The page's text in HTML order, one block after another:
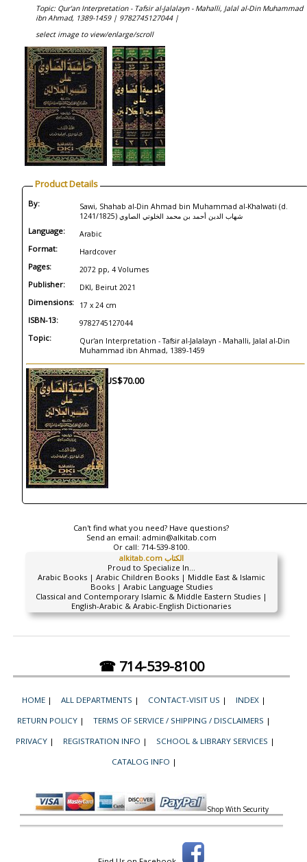
Topic: Qur'an Interpretation - Tafsir al-Jalalayn - Mahalli, Jalal al-Din Muhammad
ibn Ahmad, 1389-1459 | 9782745127044 |
select image to view/enlarge/scroll
Product Details
By:
Sawi, Shahab al-Din Ahmad bin Muhammad al-Khalwati (d.
1241/1825) شهاب الدين أحمد بن محمد الخلوتي الصاوي
Language: Arabic
Format: Hardcover
Pages: 2072 pp, 4 Volumes
Publisher: DKI, Beirut 2021
Dimensions: 17 x 24 cm
ISBN-13: 9782745127044
Topic:
Qur'an Interpretation - Tafsir al-Jalalayn - Mahalli, Jalal al-Din
Muhammad ibn Ahmad, 1389-1459
US$70.00
Can't find what you need? Have questions?
Send an email: admin@alkitab.com
Or call: 714-539-8100.
alkitab.com الكتاب
Proud to Specialize In...
Arabic Books | Arabic Children Books | Middle East & Islamic
Books | Arabic Language Studies
Classical and Contemporary Islamic & Middle Eastern Studies |
English-Arabic & Arabic-English Dictionaries
☎ 714-539-8100
HOME | ALL DEPARTMENTS | CONTACT-VISIT US | INDEX |
RETURN POLICY | TERMS OF SERVICE / SHIPPING / DISCLAIMERS |
PRIVACY | REGISTRATION INFO | SCHOOL & LIBRARY SERVICES |
CATALOG INFO |
Shop With Security